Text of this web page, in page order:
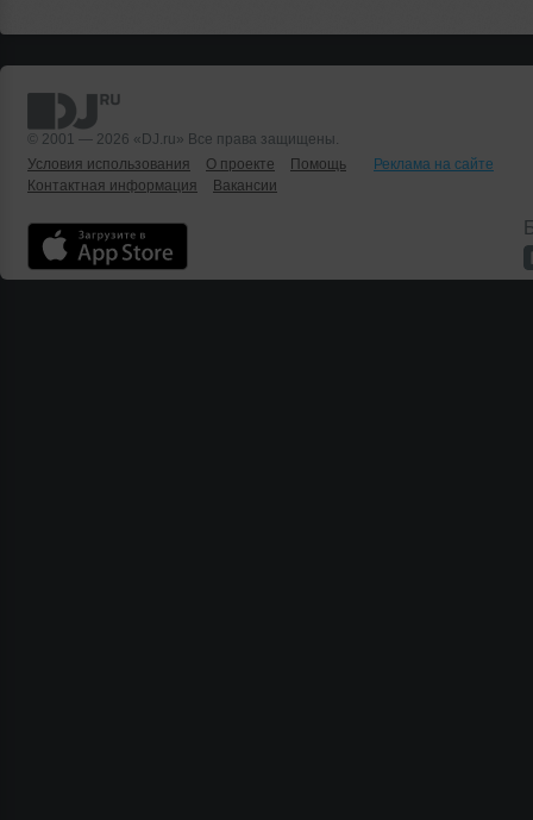
© 2001 — 2026 «DJ.ru» Все права защищены.
Условия использования
О проекте Помощь
Реклама на сайте
Контактная информация
Вакансии